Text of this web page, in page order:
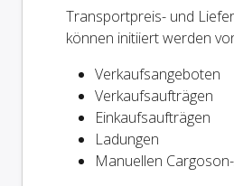
Transportpreis- und
können initiiert werden
Verkaufsangeboten
Verkaufsaufträgen
Einkaufsaufträgen
Ladungen
Manuellen